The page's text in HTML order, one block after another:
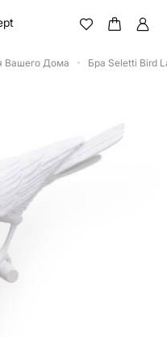
Вашего Дома Бра Seletti Bird